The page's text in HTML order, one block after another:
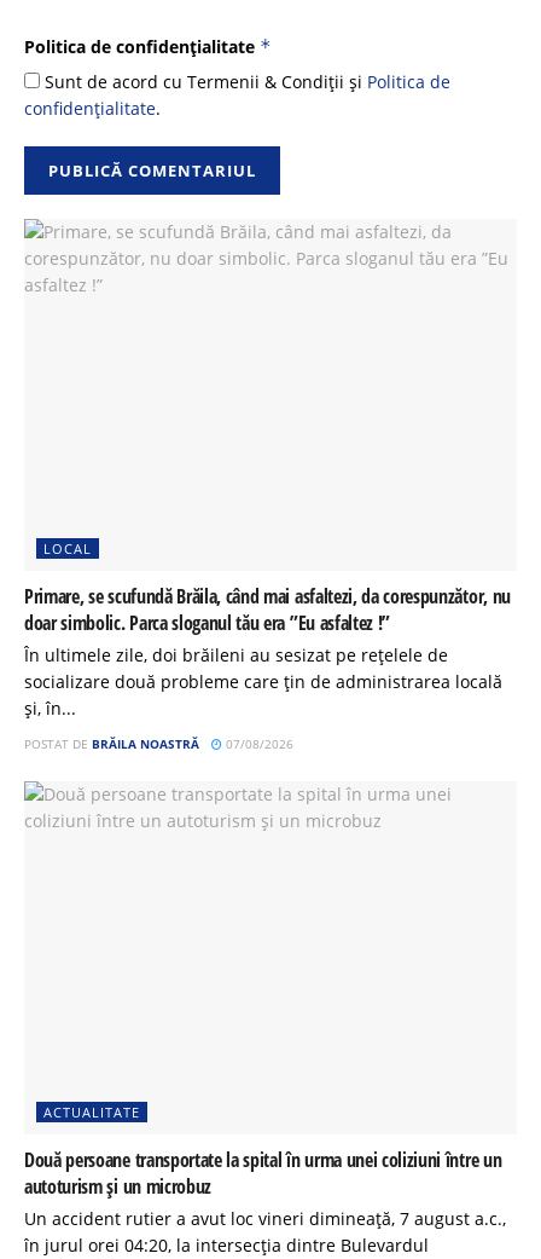
Politica de confidențialitate *
Sunt de acord cu Termenii & Condiții și Politica de
confidențialitate.
LOCAL
Primare, se scufundă Brăila, când mai asfaltezi, da corespunzător, nu
doar simbolic. Parca sloganul tău era ”Eu asfaltez !”
În ultimele zile, doi brăileni au sesizat pe rețelele de
socializare două probleme care țin de administrarea locală
și, în...
POSTAT DE BRĂILA NOASTRĂ 07/08/2026
ACTUALITATE
Două persoane transportate la spital în urma unei coliziuni între un
autoturism și un microbuz
Un accident rutier a avut loc vineri dimineață, 7 august a.c.,
în jurul orei 04:20, la intersecția dintre Bulevardul